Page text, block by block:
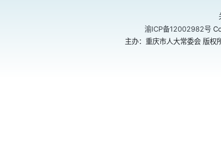
渝ICP备12002982号
主办：重庆市人大常委会 版